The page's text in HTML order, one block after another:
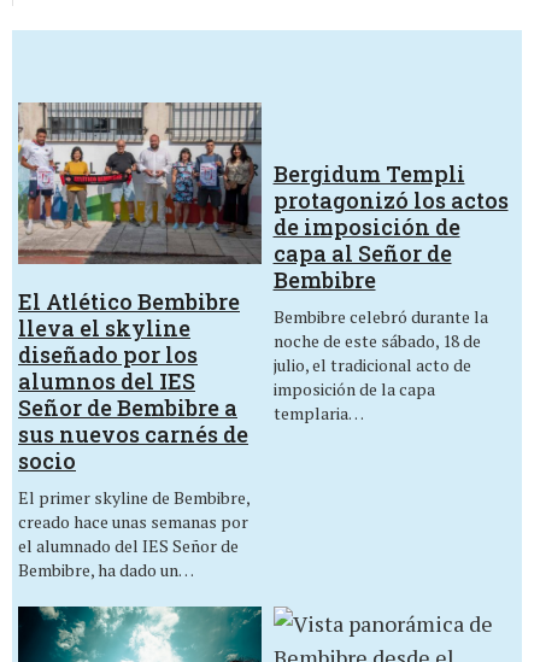
El Atlético Bembibre
lleva el skyline
diseñado por los
alumnos del IES
Señor de Bembibre a
sus nuevos carnés de
socio
El primer skyline de Bembibre,
creado hace unas semanas por
el alumnado del IES Señor de
Bembibre, ha dado un…
Bergidum Templi
protagonizó los actos
de imposición de
capa al Señor de
Bembibre
Bembibre celebró durante la
noche de este sábado, 18 de
julio, el tradicional acto de
imposición de la capa
templaria…